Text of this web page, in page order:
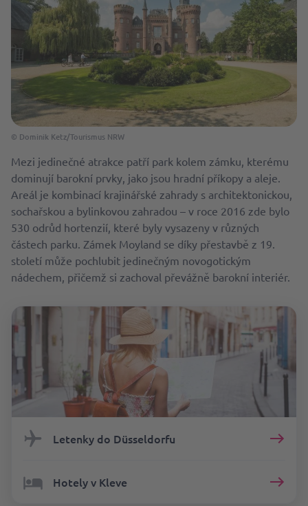
© Dominik Ketz/Tourismus NRW
Mezi jedinečné atrakce patří park kolem zámku, kterému
dominují barokní prvky, jako jsou hradní příkopy a aleje.
Areál je kombinací krajinářské zahrady s architektonickou,
sochařskou a bylinkovou zahradou – v roce 2016 zde bylo
530 odrůd hortenzií, které byly vysazeny v různých
částech parku. Zámek Moyland se díky přestavbě z 19.
století může pochlubit jedinečným novogotickým
nádechem, přičemž si zachoval převážně barokní interiér.
Letenky do Düsseldorfu
Hotely v Kleve